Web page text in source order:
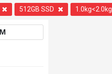
512GB SSD 1.0kg<2.0kg